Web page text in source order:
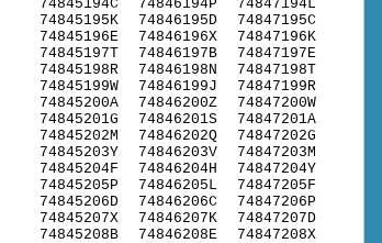
74845194C
74845195K
74845196E
74845197T
74845198R
74845199W
74845200A
74845201G
74845202M
74845203Y
74845204F
74845205P
74845206D
74845207X
74845208B
74846194P
74846195D
74846196X
74846197B
74846198N
74846199J
74846200Z
74846201S
74846202Q
74846203V
74846204H
74846205L
74846206C
74846207K
74846208E
74847194L
74847195C
74847196K
74847197E
74847198T
74847199R
74847200W
74847201A
74847202G
74847203M
74847204Y
74847205F
74847206P
74847207D
74847208X